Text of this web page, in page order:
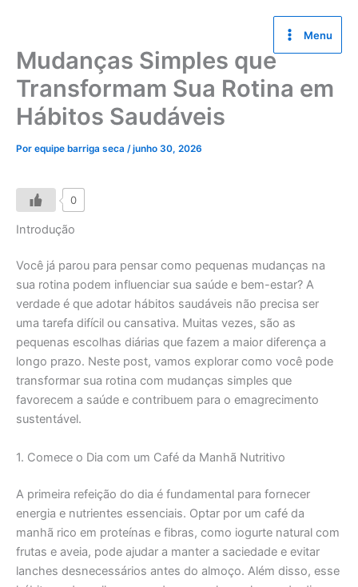
conteúdo
Menu
Mudanças Simples que
Transformam Sua Rotina em
Hábitos Saudáveis
Por equipe barriga seca /junho 30, 2026
0
Introdução
Você já parou para pensar como pequenas mudanças na
sua rotina podem influenciar sua saúde e bem-estar? A
verdade é que adotar hábitos saudáveis não precisa ser
uma tarefa difícil ou cansativa. Muitas vezes, são as
pequenas escolhas diárias que fazem a maior diferença a
longo prazo. Neste post, vamos explorar como você pode
transformar sua rotina com mudanças simples que
favorecem a saúde e contribuem para o emagrecimento
sustentável.
1. Comece o Dia com um Café da Manhã Nutritivo
A primeira refeição do dia é fundamental para fornecer
energia e nutrientes essenciais. Optar por um café da
manhã rico em proteínas e fibras, como iogurte natural com
frutas e aveia, pode ajudar a manter a saciedade e evitar
lanches desnecessários antes do almoço. Além disso, esse